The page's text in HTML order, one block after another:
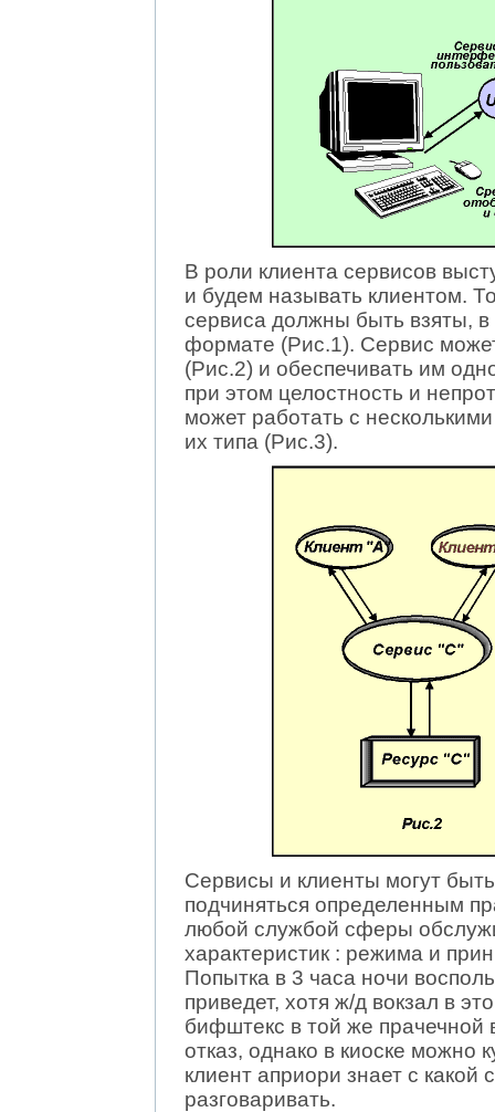
В роли клиента сервисов
и будем называть клиентом.
сервиса должны быть взяты,
формате (Рис.1). Сервис
(Рис.2) и обеспечивать им
при этом целостность и
может работать с
их типа (Рис.3).
Сервисы и клиенты могут
подчиняться определенным
любой службой сферы
характеристик : режима и
Попытка в 3 часа ночи
приведет, хотя ж/д вокзал в
бифштекс в той же прачечной
отказ, однако в киоске можно
клиент априори знает с какой
разговаривать.